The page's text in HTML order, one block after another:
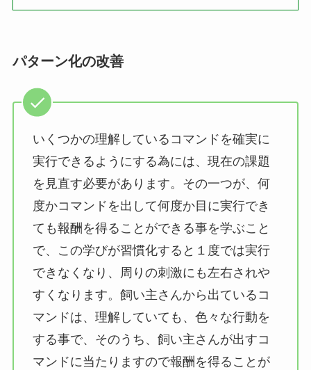
パターン化の改善
いくつかの理解しているコマンドを確実に
実行できるようにする為には、現在の課題
を見直す必要があります。その一つが、何
度かコマンドを出して何度か目に実行でき
ても報酬を得ることができる事を学ぶこと
で、この学びが習慣化すると１度では実行
できなくなり、周りの刺激にも左右されや
すくなります。飼い主さんから出ているコ
マンドは、理解していても、色々な行動を
する事で、そのうち、飼い主さんが出すコ
マンドに当たりますので報酬を得ることが